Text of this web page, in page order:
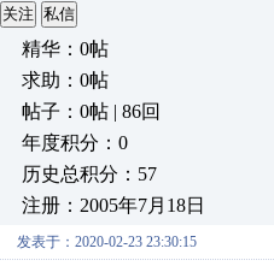
关注 私信
精华：0帖
求助：0帖
帖子：0帖 | 86回
年度积分：0
历史总积分：57
注册：2005年7月18日
发表于：2020-02-23 23:30:15